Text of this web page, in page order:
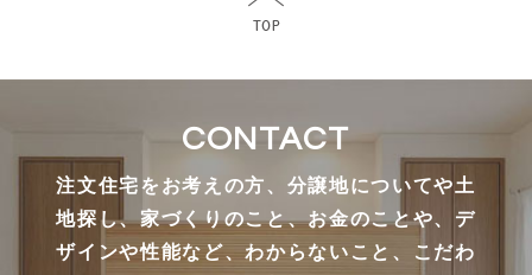
CONTACT
注文住宅をお考えの方、分譲地についてや土
地探し、家づくりのこと、お金のことや、デ
ザインや性能など、わからないこと、こだわ